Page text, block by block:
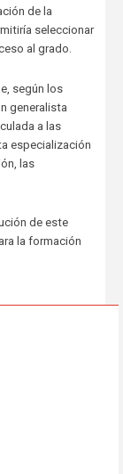
de la
seleccionar
al grado.
según los
generalista
a las
especialización
las
de este
la formación